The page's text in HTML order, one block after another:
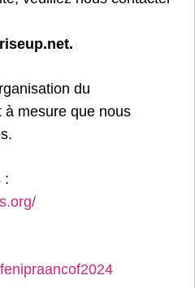
du
à mesure que nous
: